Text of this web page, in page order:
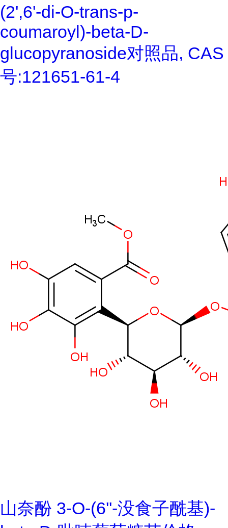
(2',6'-di-O-trans-p-
coumaroyl)-beta-D-
glucopyranoside对照品, CAS
号:121651-61-4
山奈酚 3-O-(6''-没食子酰基)-